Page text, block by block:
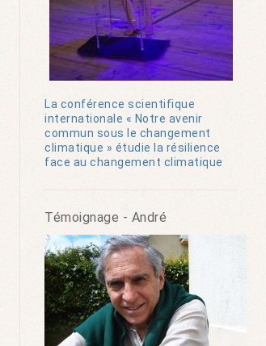
La conférence scientifique
internationale « Notre avenir
commun sous le changement
climatique » étudie la résilience
face au changement climatique
Témoignage - André